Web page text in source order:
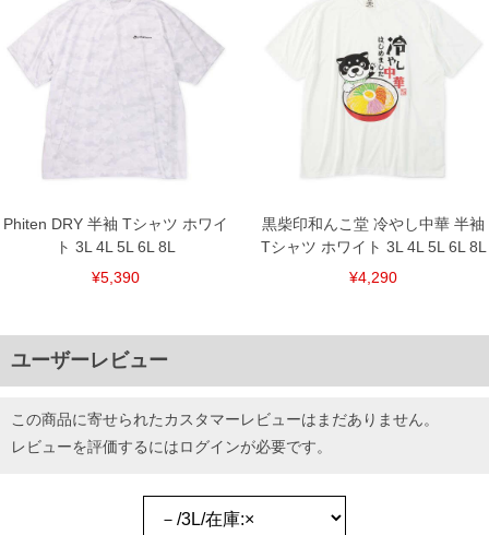
Phiten DRY 半袖 Tシャツ ホワイ
ト 3L 4L 5L 6L 8L
¥5,390
黒柴印和んこ堂 冷やし中華 半袖
Tシャツ ホワイト 3L 4L 5L 6L 8L
¥4,290
ユーザーレビュー
この商品に寄せられたカスタマーレビューはまだありません。
レビューを評価するにはログインが必要です。